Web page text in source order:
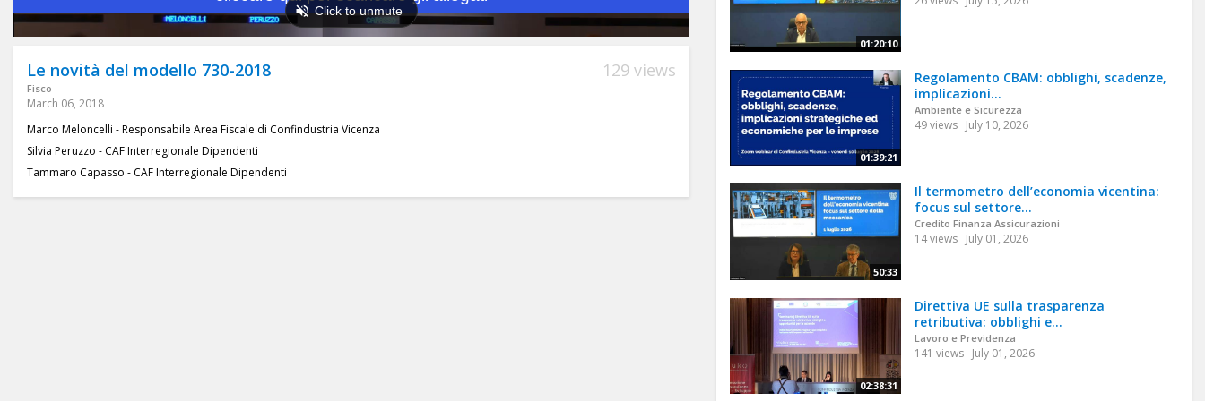
Le novità del modello 730-2018
Fisco
129 views
March 06, 2018
Marco Meloncelli - Responsabile Area Fiscale di Confindustria Vicenza
Silvia Peruzzo - CAF Interregionale Dipendenti
Tammaro Capasso - CAF Interregionale Dipendenti
01:20:10
01:39:21
Regolamento CBAM: obblighi, scadenze,
implicazioni...
Ambiente e Sicurezza
49 views July 10, 2026
50:33
Il termometro dell’economia vicentina:
focus sul settore...
Credito Finanza Assicurazioni
14 views July 01, 2026
02:38:31
Direttiva UE sulla trasparenza
retributiva: obblighi e...
Lavoro e Previdenza
141 views July 01, 2026